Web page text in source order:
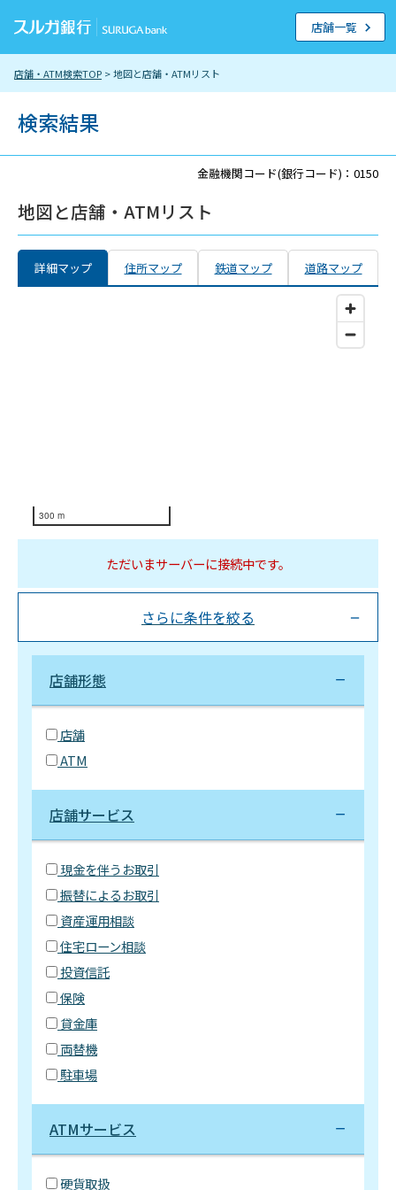
店舗・ATM検索TOP > 地図と店舗・ATMリスト
店舗一覧
検索結果
金融機関コード(銀行コード)：0150
地図と店舗・ATMリスト
詳細マップ 住所マップ 鉄道マップ 道路マップ
300 m
ただいまサーバーに接続中です。
さらに条件を絞る
店舗形態
店舗
ATM
店舗サービス
現金を伴うお取引
振替によるお取引
資産運用相談
住宅ローン相談
投資信託
保険
貸金庫
両替機
駐車場
ATMサービス
硬貨取扱